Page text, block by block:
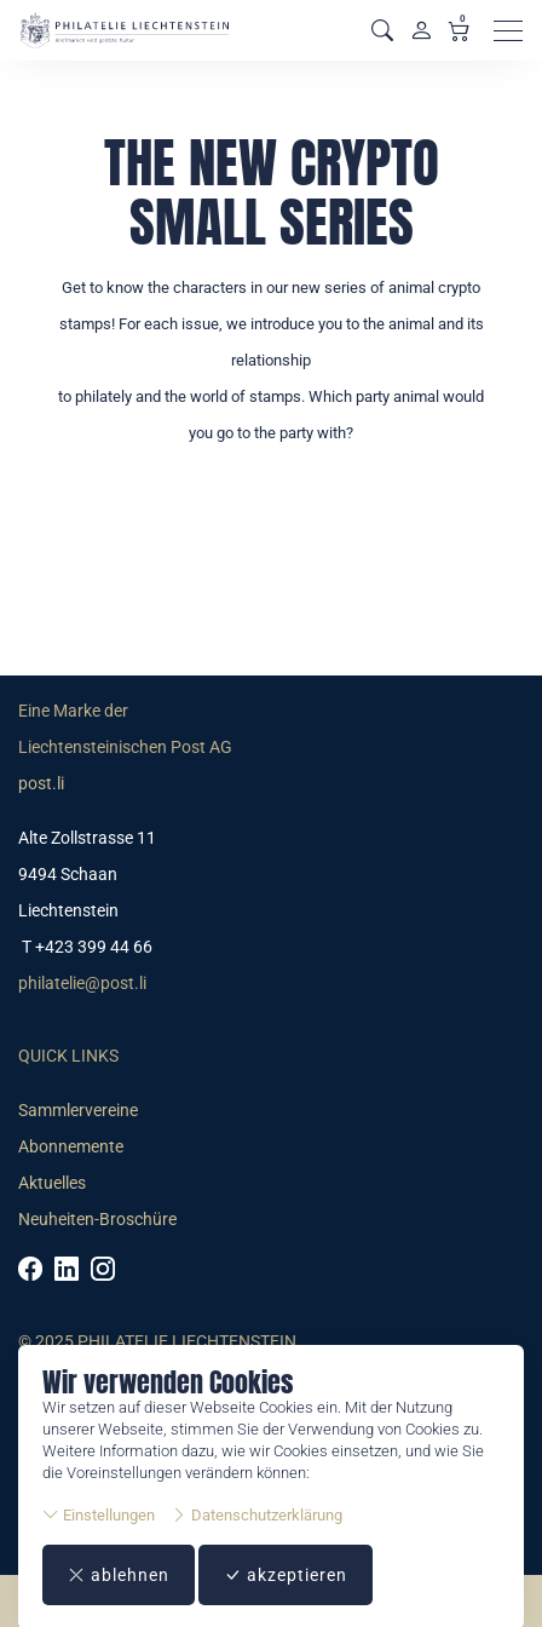
Wir verwenden Cookies
Wir setzen auf dieser Webseite Cookies ein. Mit der Nutzung
unserer Webseite, stimmen Sie der Verwendung von Cookies zu.
Weitere Information dazu, wie wir Cookies einsetzen, und wie Sie
die Voreinstellungen verändern können:
Einstellungen Datenschutzerklärung
ablehnen akzeptieren
0
THE NEW CRYPTO
SMALL SERIES
Get to know the characters in our new series of animal crypto
stamps! For each issue, we introduce you to the animal and its
relationship
to philately and the world of stamps. Which party animal would
you go to the party with?
Eine Marke der
Liechtensteinischen Post AG
post.li
Alte Zollstrasse 11
9494 Schaan
Liechtenstein
T +423 399 44 66
philatelie@post.li
QUICK LINKS
Sammlervereine
Abonnemente
Aktuelles
Neuheiten-Broschüre
© 2025 PHILATELIE LIECHTENSTEIN
AGB
Impressum
Datenschutzerklärung
©2026 by Philatelie Liechtenstein | All rights reserved